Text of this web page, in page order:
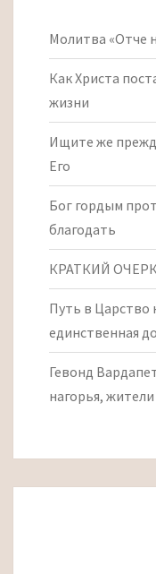
Молитва «Отче
Как Христа
жизни
Ищите же
Его
Бог гордым
благодать
КРАТКИЙ
Путь в Царство
единственная
Гевонд
нагорья,